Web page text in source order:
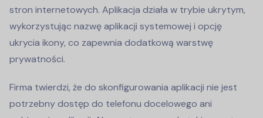
stron internetowych. Aplikacja działa w trybie ukrytym,
wykorzystując nazwę aplikacji systemowej i opcję
ukrycia ikony, co zapewnia dodatkową warstwę
prywatności.
Firma twierdzi, że do skonfigurowania aplikacji nie jest
potrzebny dostęp do telefonu docelowego ani